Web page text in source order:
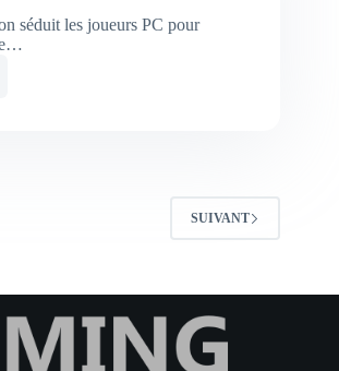
séduit les joueurs PC pour
SUIVANT